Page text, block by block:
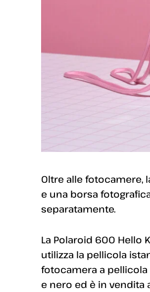
Oltre alle fotocamere,
e una borsa
separatamente.
La Polaroid 600 Hello
utilizza la pellicola
fotocamera a pellicola
e nero ed è in vendita